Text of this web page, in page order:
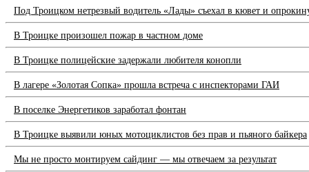
Под Троицком нетрезвый водитель «Лады» съехал в кювет и
В Троицке произошел пожар в частном доме
В Троицке полицейские задержали любителя конопли
В лагере «Золотая Сопка» прошла встреча с инспекторами ГАИ
В поселке Энергетиков заработал фонтан
В Троицке выявили юных мотоциклистов без прав и пьяного байкера
Мы не просто монтируем сайдинг — мы отвечаем за результат